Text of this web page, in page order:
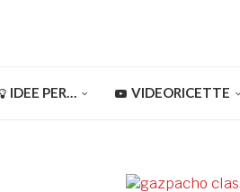
IDEE PER… VIDEORICETTE